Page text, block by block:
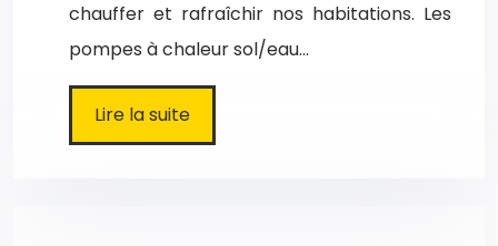
chauffer et rafraîchir nos habitations. Les
pompes à chaleur sol/eau…
Lire la suite